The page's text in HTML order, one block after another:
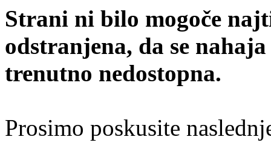
Strani ni bilo mogoče
odstranjena, da se
trenutno nedostopna.
Prosimo poskusite